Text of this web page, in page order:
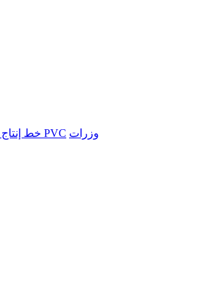
خط إنتاج خط الأرضية PVC وزرات